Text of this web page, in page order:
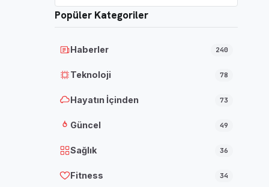
Popüler Kategoriler
Haberler 240
Teknoloji 78
Hayatın İçinden 73
Güncel 49
Sağlık 36
Fitness 34